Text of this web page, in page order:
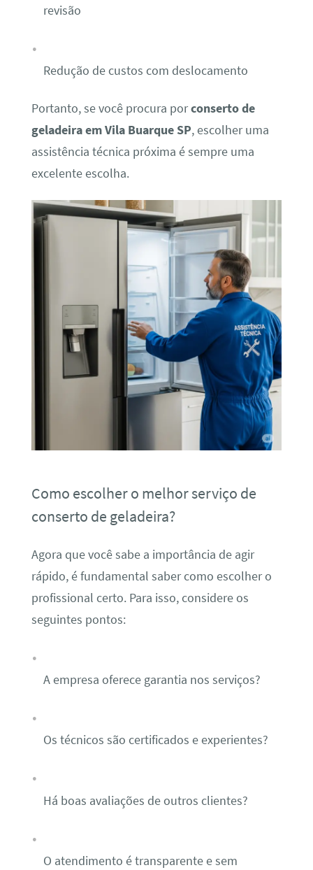
revisão
Redução de custos com deslocamento
Portanto, se você procura porconserto de
geladeira em Vila Buarque SP, escolher uma
assistência técnica próxima é sempre uma
excelente escolha.
Como escolher o melhor serviço de
conserto de geladeira?
Agora que você sabe a importância de agir
rápido, é fundamental saber como escolher o
profissional certo. Para isso, considere os
seguintes pontos:
A empresa oferece garantia nos serviços?
Os técnicos são certificados e experientes?
Há boas avaliações de outros clientes?
O atendimento é transparente e sem